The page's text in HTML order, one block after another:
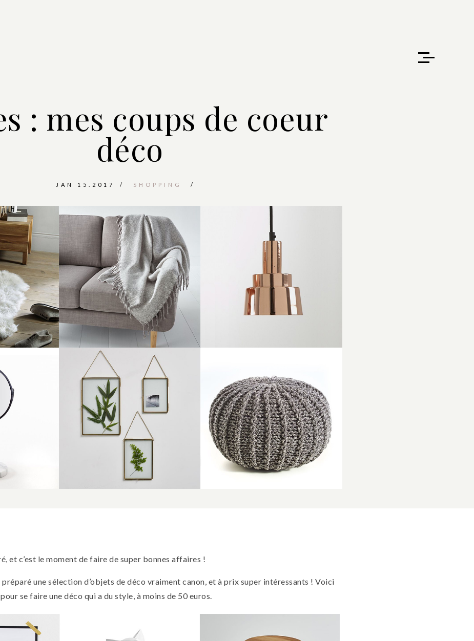
: mes coups de coeur
déco
JAN 15.2017 SHOPPING
et c’est le moment de faire de super bonnes affaires !
préparé une sélection d’objets de déco vraiment canon, et à prix super intéressants ! Voici
se faire une déco qui a du style, à moins de 50 euros.